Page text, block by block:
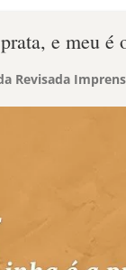
e meu é
Revisada